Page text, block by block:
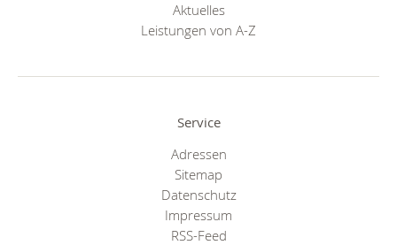
Aktuelles
Leistungen von A-Z
Service
Adressen
Sitemap
Datenschutz
Impressum
RSS-Feed